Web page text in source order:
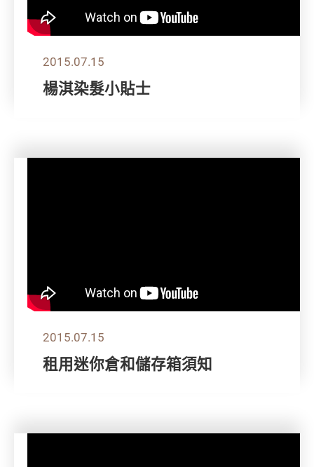
2015.07.15
楊淇染髮小貼士
2015.07.15
租用迷你倉和儲存箱須知